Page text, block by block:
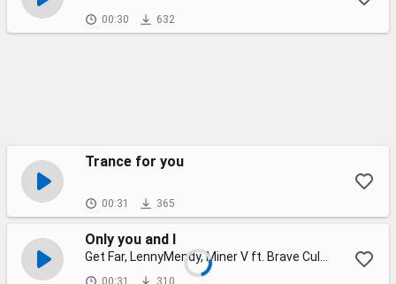
00:30 632
Trance for you
00:31 365
Only you and I
00:31 310